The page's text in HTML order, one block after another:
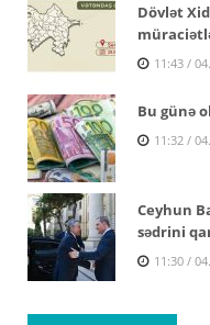
Dövlət
11:43 /
Bu günə
11:32 /
Ceyhun
sədrini
11:30 /